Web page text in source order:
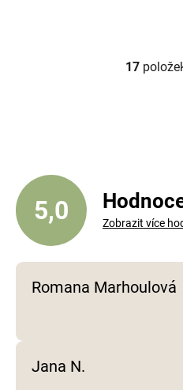
í
r
y
17
5,0 Zobrazit více
Romana Marhoulová
Jana N.